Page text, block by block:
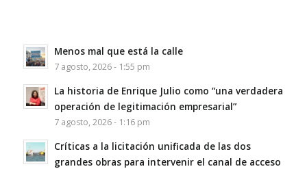
Menos mal que está la calle
7 agosto, 2026 - 1:55 pm
La historia de Enrique Julio como “una verdadera
operación de legitimación empresarial”
7 agosto, 2026 - 1:16 pm
Críticas a la licitación unificada de las dos
grandes obras para intervenir el canal de acceso